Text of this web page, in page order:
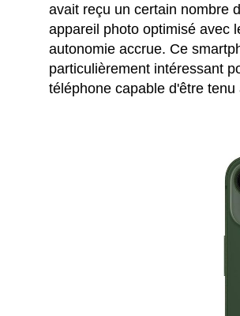
avait reçu un certain nombre
appareil photo optimisé avec
autonomie accrue. Ce
particulièrement intéressant
téléphone capable d'être